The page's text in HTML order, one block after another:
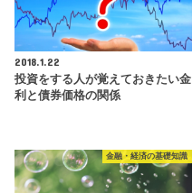
2018.1.22
投資をする人が覚えておきたい金
利と債券価格の関係
金融・経済の基礎知識